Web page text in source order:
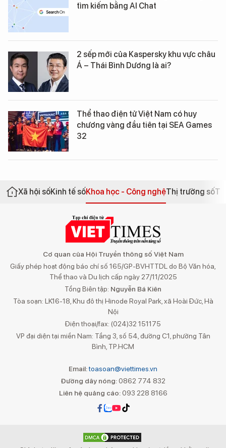
tìm kiếm bằng AI Chat
2 sếp mới của Kaspersky khu vực châu
Á – Thái Bình Dương là ai?
Thể thao điện tử Việt Nam có huy
chương vàng đầu tiên tại SEA Games
32
Xã hội sốKinh tế sốKhoa học - Công nghệThị trường số
Cơ quan của Hội Truyền thông số Việt Nam
Giấy phép hoạt động báo chí số 165/GP-BVHTTDL do Bộ Văn hóa,
Thể thao và Du lịch cấp ngày 27/11/2025
Tổng Biên tập: Nguyễn Bá Kiên
Tòa soạn: LK16-18, Khu đô thị Hinode Royal Park, xã Hoài Đức, Hà
Nội
Điện thoại/fax: (024)32 151175
VP đại diện tại miền Nam: Tầng 3, số 54, đường C1, phường Tân
Bình, TP.HCM
Email:toasoan@viettimes.vn
Đường dây nóng: 0862 774 832
Liên hệ quảng cáo:093 228 8166